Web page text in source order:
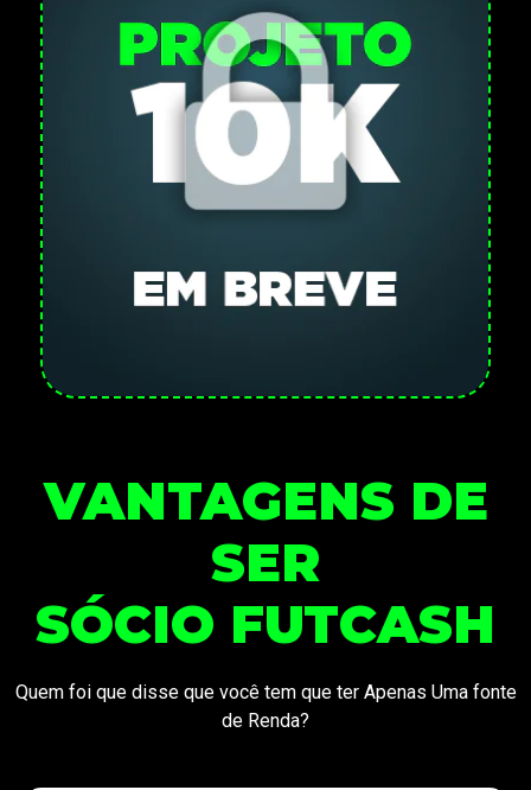
VANTAGENS DE
SER
SÓCIO FUTCASH
Quem foi que disse que você tem que ter Apenas Uma fonte
de Renda?